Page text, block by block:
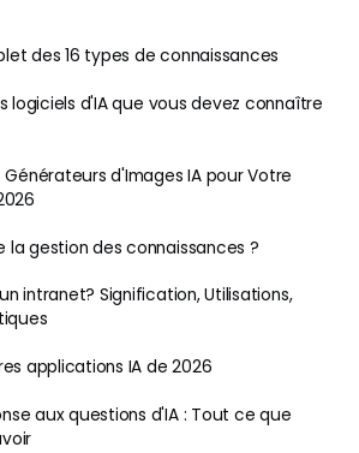
des 16 types de connaissances
logiciels d'IA que vous devez connaître
Générateurs d'Images IA pour Votre
gestion des connaissances ?
intranet? Signification, Utilisations,
applications IA de 2026
aux questions d'IA : Tout ce que